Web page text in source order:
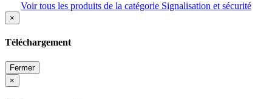
Voir tous les produits de la catégorie Signalisation et sécurité
×
Téléchargement
Fermer
×